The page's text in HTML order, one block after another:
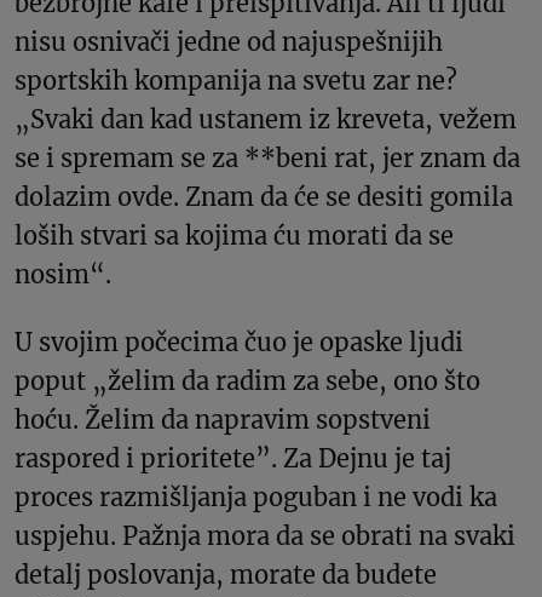
nisu osnivači jedne od najuspešnijih
sportskih kompanija na svetu zar ne?
„Svaki dan kad ustanem iz kreveta, vežem
se i spremam se za **beni rat, jer znam da
dolazim ovde. Znam da će se desiti gomila
loših stvari sa kojima ću morati da se
nosim“.
U svojim počecima čuo je opaske ljudi
poput „želim da radim za sebe, ono što
hoću. Želim da napravim sopstveni
raspored i prioritete”. Za Dejnu je taj
proces razmišljanja poguban i ne vodi ka
uspjehu. Pažnja mora da se obrati na svaki
detalj poslovanja, morate da budete